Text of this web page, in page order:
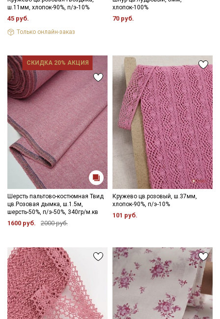
ш.11мм, хлопок-90%, п/э-10%
45 руб.
Только онлайн-заказ
хлопок-100%
70 руб.
СКИДКА 20% АКЦИЯ
Шерсть пальтово-костюмная Твид
цв.Розовая дымка, ш.1.5м,
шерсть-50%, п/э-50%, 340гр/м.кв
1600 руб. 2000 руб.
Кружево цв.розовый, ш.37мм,
хлопок-90%, п/э-10%
101 руб.